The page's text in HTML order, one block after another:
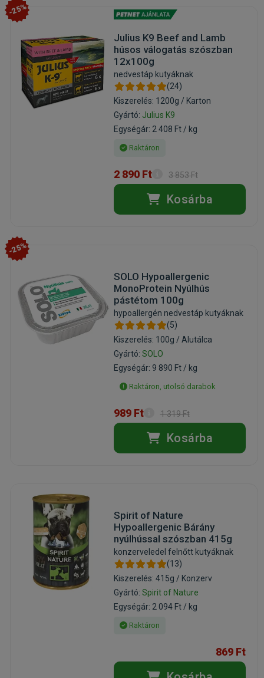
-25%
Julius K9 Beef and Lamb
húsos válogatás szószban
12x100g
nedvestáp kutyáknak
(24)
Kiszerelés: 1200g / Karton
Gyártó: Julius K9
Egységár: 2 408 Ft / kg
Raktáron
2 890 Ft 3 853 Ft
Kosárba
-25%
SOLO Hypoallergenic
MonoProtein Nyúlhús
pástétom 100g
hypoallergén nedvestáp kutyáknak
(5)
Kiszerelés: 100g / Alutálca
Gyártó: SOLO
Egységár: 9 890 Ft / kg
Raktáron, utolsó darabok
989 Ft 1 319 Ft
Kosárba
Spirit of Nature
Hypoallergenic Bárány
nyúlhússal szószban 415g
konzerveledel felnőtt kutyáknak
(13)
Kiszerelés: 415g / Konzerv
Gyártó: Spirit of Nature
Egységár: 2 094 Ft / kg
Raktáron
869 Ft